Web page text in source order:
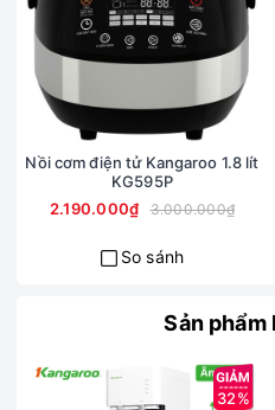
Chức năng
toàn
Nồi cơm điện tử Kangaroo 1.8 lít
KG595P
2.190.000₫
3.000.000₫
So sánh
Sản phẩm
32%